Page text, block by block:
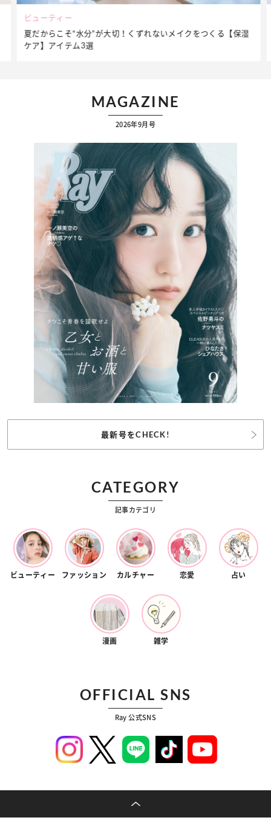
ビューティー
夏だからこそ“水分”が大切！くずれないメイクをつくる【保湿
ケア】アイテム3選
MAGAZINE
2026年9月号
最新号をCHECK!
CATEGORY
記事カテゴリ
ビューティー ファッション カルチャー 恋愛 占い
漫画 雑学
OFFICIAL SNS
Ray 公式SNS